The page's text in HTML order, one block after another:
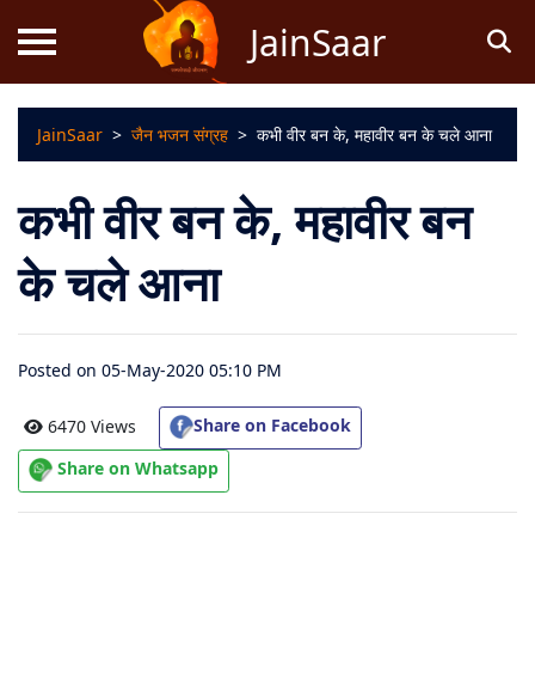
स्तोत्र
धर्म
ज्ञान
कथाएं
जैन
पूजन
JainSaar
JainSaar > जैन भजन संग्रह > कभी वीर बन के, महावीर बन के चले आना
कभी वीर बन के, महावीर बन
के चले आना
Posted on 05-May-2020 05:10 PM
6470 Views
Share on Facebook
Share on Whatsapp